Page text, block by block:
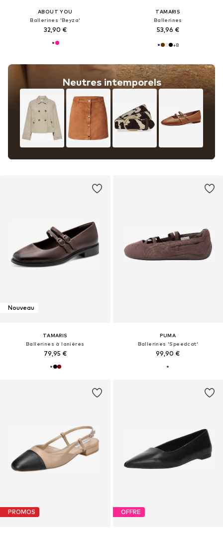
ABOUT YOU
Ballerines 'Beyza'
32,90 €
Neutres intemporels
TAMARIS
Ballerines
53,96 €
+8
Nouveau
TAMARIS
Ballerines à lanières
79,95 €
PUMA
Ballerines 'Speedcat'
99,90 €
PROMOS OFFRE